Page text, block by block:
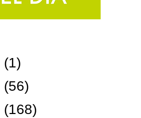
(1)
(56)
(168)